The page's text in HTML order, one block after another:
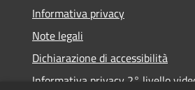
Informativa privacy
Note legali
Dichiarazione di accessibilità
Informativa privacy 2° livello